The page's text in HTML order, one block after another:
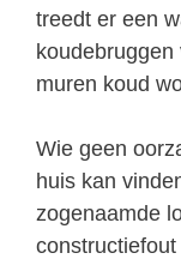
treedt er een
muren koud
Wie geen
huis kan
zogenaamde